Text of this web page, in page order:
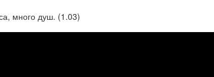
много душ. (1.03)